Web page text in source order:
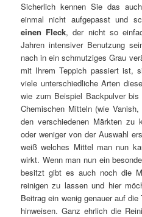
Sicherlich kennen Sie das
einmal nicht aufgepasst und
einen Fleck, der nicht so
Jahren intensiver Benutzung
nach in ein schmutziges Grau
mit Ihrem Teppich passiert ist,
viele unterschiedliche Arten
wie zum Beispiel Backpulver
Chemischen Mitteln (wie
den verschiedenen Märkten
oder weniger von der Auswahl
weiß welches Mittel man nun
wirkt. Wenn man nun ein
besitzt gibt es auch noch die
reinigen zu lassen und hier
Beitrag ein wenig genauer auf
hinweisen. Ganz ehrlich die